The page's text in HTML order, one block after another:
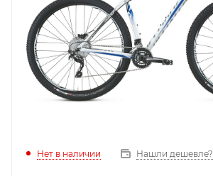
Нет в наличии Нашли дешевле?